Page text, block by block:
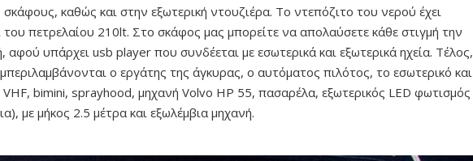
καθώς και στην εξωτερική ντουζιέρα. Το ντεπόζιτο του νερού έχει
πετρελαίου 210lt. Στο σκάφος μας μπορείτε να απολαύσετε κάθε στιγμή την
αφού υπάρχει usb player που συνδέεται με εσωτερικά και εξωτερικά ηχεία. Τέλος,
ο εργάτης της άγκυρας, ο αυτόματος πιλότος, το εσωτερικό και
bimini, sprayhood, μηχανή Volvo HP 55, πασαρέλα, εξωτερικός LED φωτισμός
με μήκος 2.5 μέτρα και εξωλέμβια μηχανή.